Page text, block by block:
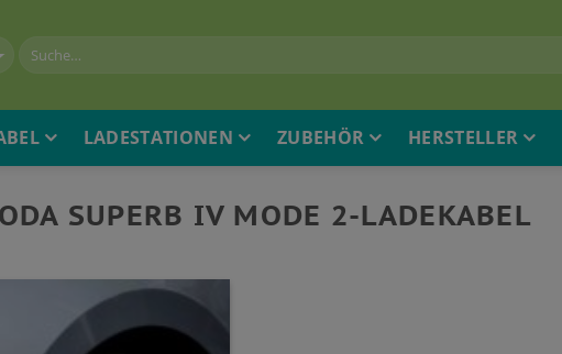
LADESTATIONEN ZUBEHÖR HERSTELLER
SUPERB IV MODE 2-LADEKABEL